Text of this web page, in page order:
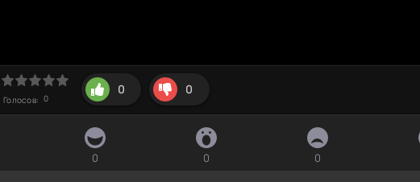
Голосов: 0
0 0
0 0 0